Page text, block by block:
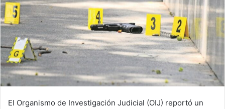
El Organismo de Investigación Judicial (OIJ) reportó un